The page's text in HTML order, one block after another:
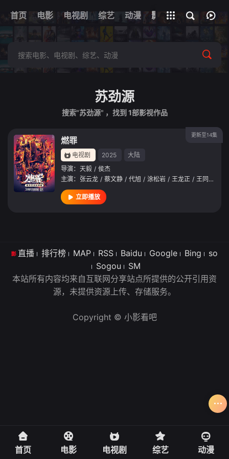
首页 电影 电视剧 综艺 动漫 影视
全部影片
苏劲源
搜索"苏劲源" ，找到 1部影视作品
更新至14集
燃罪
电视剧 2025
大陆
导演： 天毅 / 侯杰
主演： 张云龙 / 蔡文静 / 代旭 / 涂松岩 / 王龙正 / 王同辉
立即播放
直播 排行榜 MAP RSS Baidu Google Bing
so
Sogou
SM
本站所有内容均来自互联网分享站点所提供的公开引用资
源，未提供资源上传、存储服务。
Copyright © 小影看吧
首页 电影 电视剧 综艺 动漫